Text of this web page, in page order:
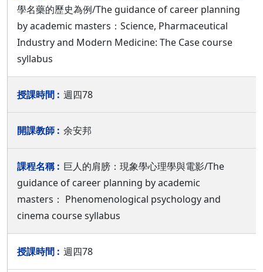
學名藥的歷史為例/The guidance of career planning
by academic masters：Science, Pharmaceutical
Industry and Modern Medicine: The Case course
syllabus
週四78
余安邦
巨人的肩膀：現象學心理學與電影/The
guidance of career planning by academic
masters： Phenomenological psychology and
cinema course syllabus
週四78